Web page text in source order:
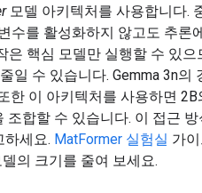
모델 아키텍처를 사용합니다.
수를 활성화하지 않고도 추론
은 핵심 모델만 실행할 수 있
일 수 있습니다. Gemma 3n의
한 이 아키텍처를 사용하면
조합할 수 있습니다. 이 접근
하세요. MatFormer 실험실 가
의 크기를 줄여 보세요.